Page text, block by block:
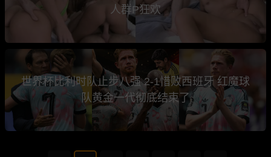
人群P狂欢
世界杯比利时队止步八强 2-1惜败西班牙 红魔球
队黄金一代彻底结束了